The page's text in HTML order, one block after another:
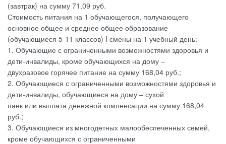
(завтрак) на сумму 71,09 руб.
Стоимость питания на 1 обучающегося, получающего
основное общее и среднее общее образование
(обучающиеся 5-11 классов) I смены на 1 учебный день:
1. Обучающие с ограниченными возможностями здоровья и
дети-инвалиды, кроме обучающихся на дому –
двухразовое горячее питание на сумму 168,04 руб.;
2. Обучающиеся с ограниченными возможностями здоровья и
дети-инвалиды, обучающиеся на дому – сухой
паек или выплата денежной компенсации на сумму 168,04
руб.;
3. Обучающиеся из многодетных малообеспеченных семей,
кроме обучающихся с ограниченными